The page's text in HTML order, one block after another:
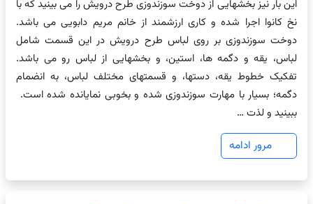
این بار نیز بخشهایی از دوخت سوزندوزی طرح درویش را می بینید که با
نخ کانوا اجرا شده و کاری ارزشمند از خانم مریم دابویی می باشد.
دوخت سوزندوزی بر روی لباس طرح درویش در این قسمت شامل
لباس، یقه و دگمه ها، استین، و بخشهایی از لباس رو می باشد.
تفکیک خطوط یقه، دستها، و قسمتهای مختلف لباس، به انضمام
دگمه؛ بسیار با مهارت سوزندوزی شده و بخوبی نمایانده شده است.
ببینید و لذت …
مرور ادامه